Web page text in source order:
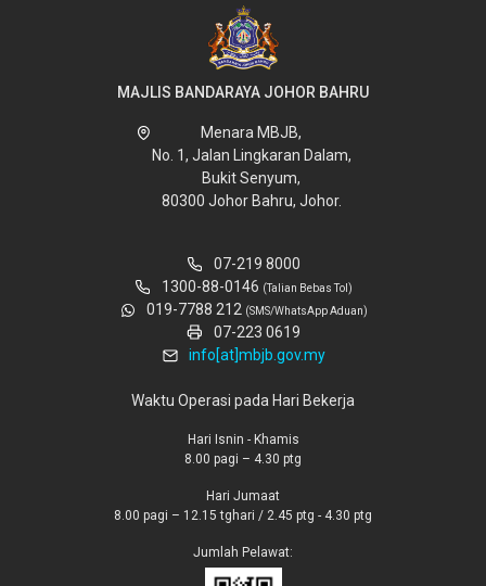
MAJLIS BANDARAYA JOHOR BAHRU
Menara MBJB,
No. 1, Jalan Lingkaran Dalam,
Bukit Senyum,
80300 Johor Bahru, Johor.
07-219 8000
1300-88-0146 (Talian Bebas Tol)
019-7788 212 (SMS/WhatsApp Aduan)
07-223 0619
info[at]mbjb.gov.my
Waktu Operasi pada Hari Bekerja
Hari Isnin - Khamis
8.00 pagi – 4.30 ptg
Hari Jumaat
8.00 pagi – 12.15 tghari / 2.45 ptg - 4.30 ptg
Jumlah Pelawat: